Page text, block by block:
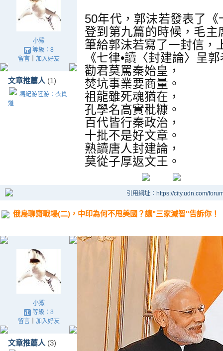
小鯊
等級：8
留言｜ 加入好友
文章推薦人 (1)
馮紀游陸游：衣貫
道
50年代，郭沫若發表了
登到第九篇的時候，毛
筆給郭沫若寫了一封信，
《七律•讀〈封建論〉呈
勸君莫罵秦始皇，
焚坑事業要商量。
祖龍雖死魂猶在，
孔學名高實秕糠。
百代皆行秦政治，
十批不是好文章。
熟讀唐人封建論，
莫從子厚返文王。
引用網址：https://city.udn.com/
俄烏聊齋戰場(二)，中印為何不甩美國？讓"三家滅智"告訴你！
小鯊
等級：8
留言｜ 加入好友
文章推薦人 (3)